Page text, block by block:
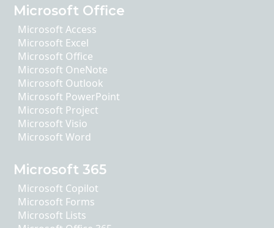
Microsoft Office
Microsoft Access
Microsoft Excel
Microsoft Office
Microsoft OneNote
Microsoft Outlook
Microsoft PowerPoint
Microsoft Project
Microsoft Visio
Microsoft Word
Microsoft 365
Microsoft Copilot
Microsoft Forms
Microsoft Lists